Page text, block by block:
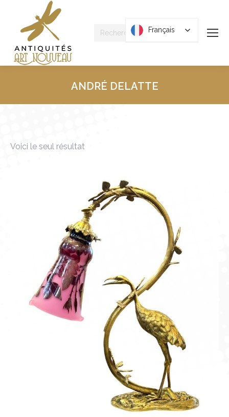
Recherche
ANDRÉ DELATTE
Voici le seul résultat
Français
Français